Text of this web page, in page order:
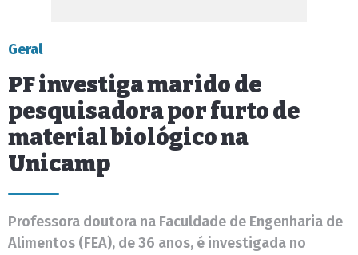
Geral
PF investiga marido de
pesquisadora por furto de
material biológico na
Unicamp
Professora doutora na Faculdade de Engenharia de
Alimentos (FEA), de 36 anos, é investigada no